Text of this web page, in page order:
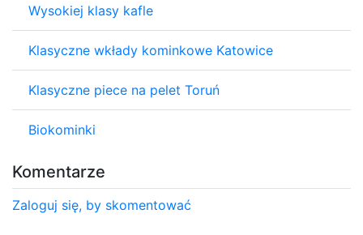
Wysokiej klasy kafle
Klasyczne wkłady kominkowe Katowice
Klasyczne piece na pelet Toruń
Biokominki
Komentarze
Zaloguj się, by skomentować